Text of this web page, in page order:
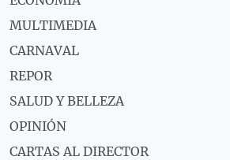
MULTIMEDIA
CARNAVAL
REPOR
SALUD Y BELLEZA
OPINIÓN
CARTAS AL DIRECTOR